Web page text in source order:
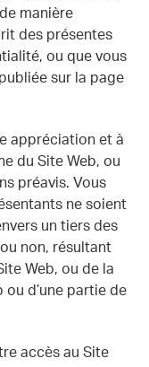
manière
des présentes
ou que vous
sur la page
appréciation et à
du Site Web, ou
préavis. Vous
ne soient
un tiers des
non, résultant
Web, ou de la
d’une partie de
accès au Site